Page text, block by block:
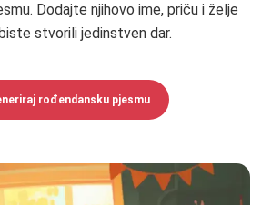
Dodajte njihovo ime, priču i želje
stvorili jedinstven dar.
rođendansku pjesmu